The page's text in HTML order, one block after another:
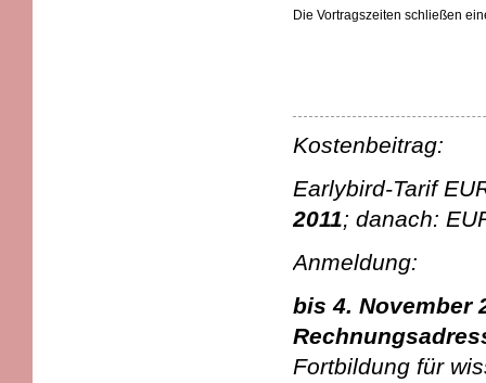
Die Vortragszeiten schließen
Kostenbeitrag:
Earlybird-Tarif
2011; danach:
Anmeldung:
bis 4. November
Fortbildung für